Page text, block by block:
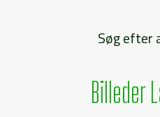
Søg efter
Billeder